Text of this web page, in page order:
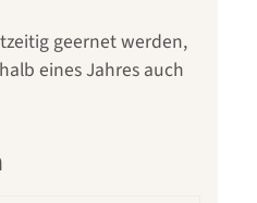
geernet werden,
eines Jahres auch